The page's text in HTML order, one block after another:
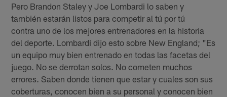
Pero Brandon Staley y Joe Lombardi lo saben y
también estarán listos para competir al tú por tú
contra uno de los mejores entrenadores en la historia
del deporte. Lombardi dijo esto sobre New England; "Es
un equipo muy bien entrenado en todas las facetas del
juego. No se derrotan solos. No cometen muchos
errores. Saben donde tienen que estar y cuales son sus
coberturas, conocen bien a su personal y conocen bien